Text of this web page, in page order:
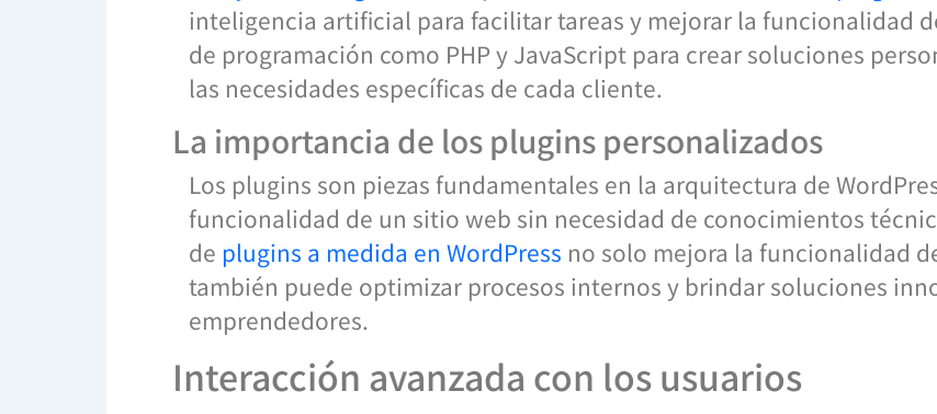
inteligencia artificial para facilitar tareas y mejorar la funcionalidad
de programación como PHP y JavaScript para crear soluciones
las necesidades específicas de cada cliente.
La importancia de los plugins personalizados
Los plugins son piezas fundamentales en la arquitectura de
funcionalidad de un sitio web sin necesidad de conocimientos
de plugins a medida en WordPress no solo mejora la funcionalidad
también puede optimizar procesos internos y brindar soluciones
emprendedores.
Interacción avanzada con los usuarios